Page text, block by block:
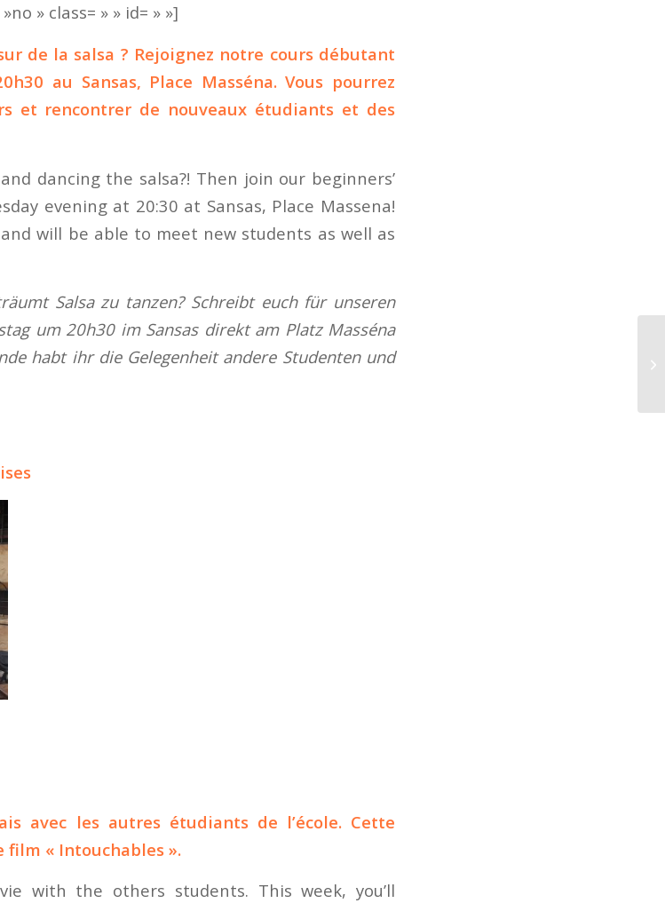
» class= » » id= » »]
de la salsa ? Rejoignez notre cours débutant
au Sansas, Place Masséna. Vous pourrez
et rencontrer de nouveaux étudiants et des
dancing the salsa?! Then join our beginners’
evening at 20:30 at Sansas, Place Massena!
will be able to meet new students as well as
Salsa zu tanzen? Schreibt euch für unseren
um 20h30 im Sansas direkt am Platz Masséna
habt ihr die Gelegenheit andere Studenten und
avec les autres étudiants de l’école. Cette
film « Intouchables ».
with the others students. This week, you’ll